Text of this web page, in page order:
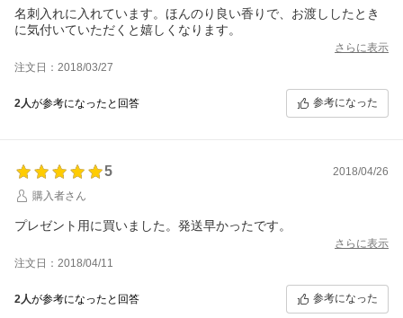
名刺入れに入れています。ほんのり良い香りで、お渡ししたとき
に気付いていただくと嬉しくなります。
さらに表示
注文日：2018/03/27
2人が参考になったと回答 参考になった
5
2018/04/26
購入者さん
プレゼント用に買いました。発送早かったです。
さらに表示
注文日：2018/04/11
2人が参考になったと回答 参考になった